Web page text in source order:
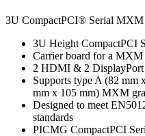
3U CompactPCI® Serial MXM
3U Height CompactPCI
Carrier board for a MXM
2 HDMI & 2 DisplayPort
Supports type A (82
mm x 105 mm) MXM
Designed to meet
standards
PICMG CompactPCI